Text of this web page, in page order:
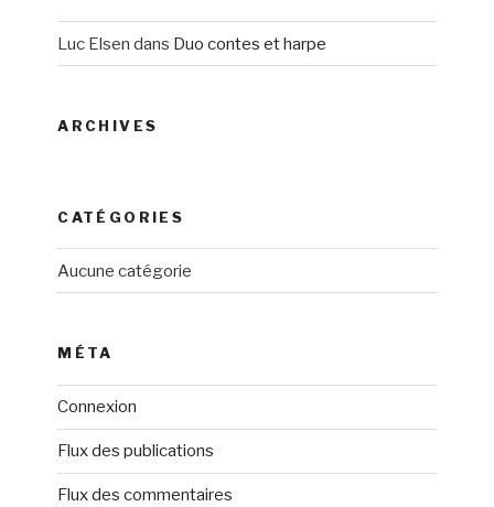
Luc Elsen dans Duo contes et harpe
ARCHIVES
CATÉGORIES
Aucune catégorie
MÉTA
Connexion
Flux des publications
Flux des commentaires